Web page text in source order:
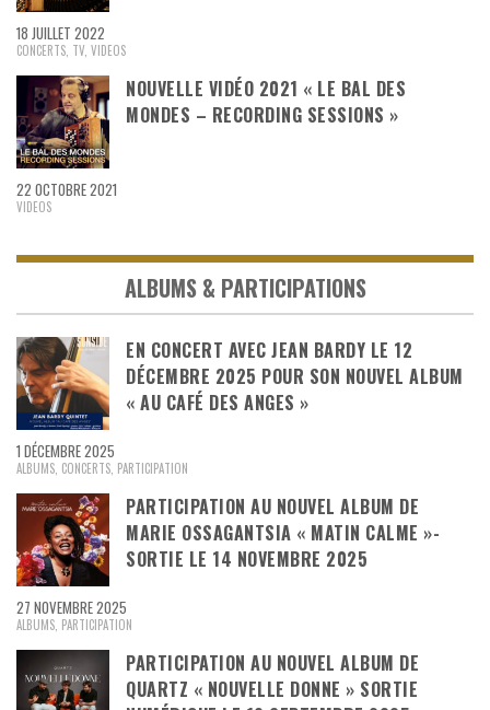
18 JUILLET 2022
CONCERTS, TV, VIDEOS
NOUVELLE VIDÉO 2021 « LE BAL DES
MONDES – RECORDING SESSIONS »
22 OCTOBRE 2021
VIDEOS
ALBUMS & PARTICIPATIONS
EN CONCERT AVEC JEAN BARDY LE 12
DÉCEMBRE 2025 POUR SON NOUVEL ALBUM
« AU CAFÉ DES ANGES »
1 DÉCEMBRE 2025
ALBUMS, CONCERTS, PARTICIPATION
PARTICIPATION AU NOUVEL ALBUM DE
MARIE OSSAGANTSIA « MATIN CALME »-
SORTIE LE 14 NOVEMBRE 2025
27 NOVEMBRE 2025
ALBUMS, PARTICIPATION
PARTICIPATION AU NOUVEL ALBUM DE
QUARTZ « NOUVELLE DONNE » SORTIE